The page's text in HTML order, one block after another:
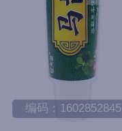
编码：1602852845